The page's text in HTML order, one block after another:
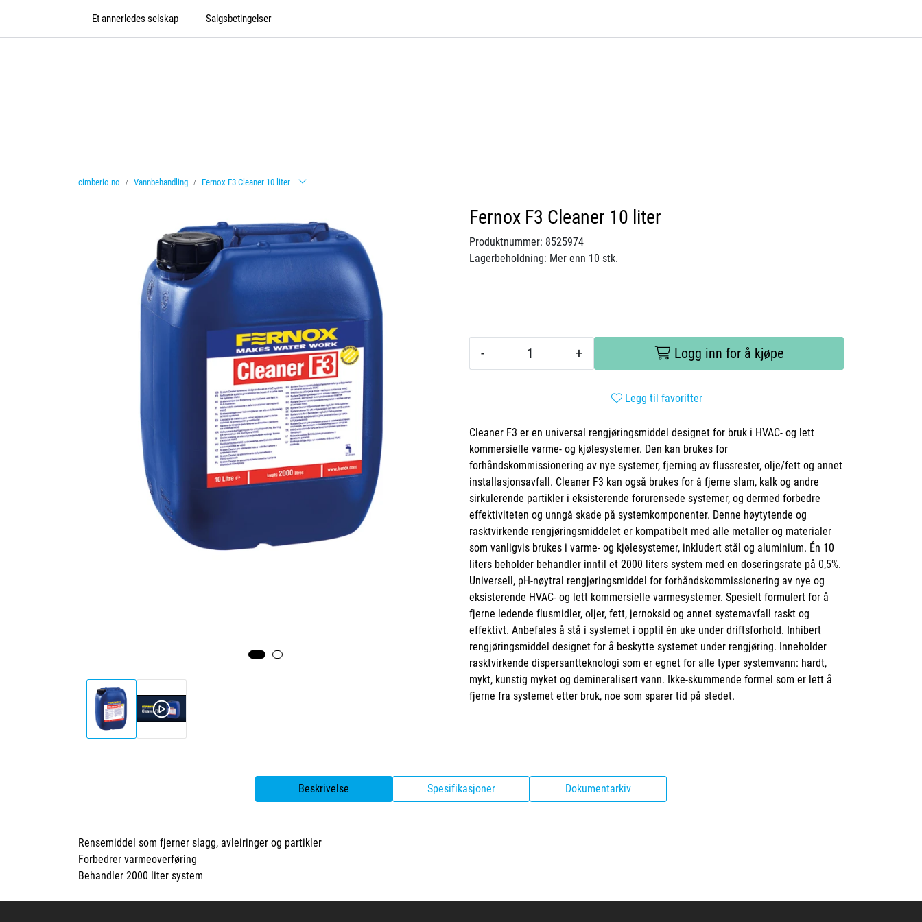
Et annerledes selskap Salgsbetingelser
cimberio.no Vannbehandling Fernox F3 Cleaner 10 liter
Fernox F3 Cleaner 10 liter
Produktnummer: 8525974
Lagerbeholdning: Mer enn 10 stk.
- + Logg inn for å kjøpe
Legg til favoritter
Cleaner F3 er en universal rengjøringsmiddel designet for bruk i HVAC- og lett
kommersielle varme- og kjølesystemer. Den kan brukes for
forhåndskommissionering av nye systemer, fjerning av flussrester, olje/fett og annet
installasjonsavfall. Cleaner F3 kan også brukes for å fjerne slam, kalk og andre
sirkulerende partikler i eksisterende forurensede systemer, og dermed forbedre
effektiviteten og unngå skade på systemkomponenter. Denne høytytende og
rasktvirkende rengjøringsmiddelet er kompatibelt med alle metaller og materialer
som vanligvis brukes i varme- og kjølesystemer, inkludert stål og aluminium. Én 10
liters beholder behandler inntil et 2000 liters system med en doseringsrate på 0,5%.
Universell, pH-nøytral rengjøringsmiddel for forhåndskommissionering av nye og
eksisterende HVAC- og lett kommersielle varmesystemer. Spesielt formulert for å
fjerne ledende flusmidler, oljer, fett, jernoksid og annet systemavfall raskt og
effektivt. Anbefales å stå i systemet i opptil én uke under driftsforhold. Inhibert
rengjøringsmiddel designet for å beskytte systemet under rengjøring. Inneholder
rasktvirkende dispersantteknologi som er egnet for alle typer systemvann: hardt,
mykt, kunstig myket og demineralisert vann. Ikke-skummende formel som er lett å
fjerne fra systemet etter bruk, noe som sparer tid på stedet.
Beskrivelse Spesifikasjoner Dokumentarkiv
Rensemiddel som fjerner slagg, avleiringer og partikler
Forbedrer varmeoverføring
Behandler 2000 liter system